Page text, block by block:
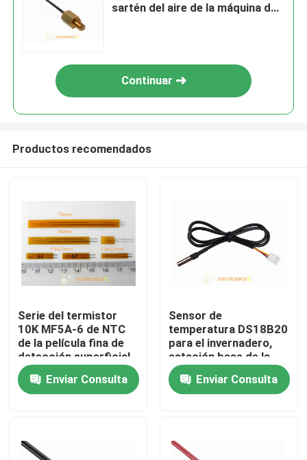
Sobre nosotros
Contactos
Sensor de temperatura de NTC
sartén del aire de la máquina del
Continuar
Productos recomendados
Serie del termistor
10K MF5A-6 de NTC
de la película fina de
detección superficial
de la alta sensibilidad
Enviar Consulta
Sensor de
temperatura DS18B20
para el invernadero,
estación base de la
comunicación, serie
del vehículo MFT-4401
Enviar Consulta